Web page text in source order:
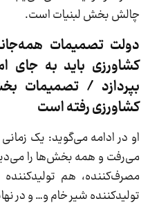
چالش بخش لبنیات است.
دولت تصمیمات
کشاورزی باید به جای
بپردازد / تصمیمات
کشاورزی رفته است
او در ادامه می‌گوید: یک
می‌رفت و همه بخش‌ها را
مصرف‌کننده، هم
تولیدکننده شیر خام و… و